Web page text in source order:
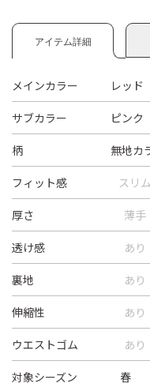
アイテム詳細
メインカラー レッド
サブカラー ピンク
柄 無地カ
フィット感 スリム
厚さ 薄手
透け感 あり
裏地 あり
伸縮性 あり
ウエストゴム あり
対象シーズン 春